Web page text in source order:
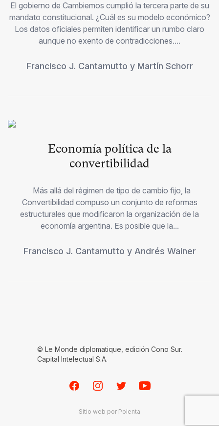
El gobierno de Cambiemos cumplió la tercera parte de su
mandato constitucional. ¿Cuál es su modelo económico?
Los datos oficiales permiten identificar un rumbo claro
aunque no exento de contradicciones....
Francisco J. Cantamutto y Martín Schorr
Economía política de la
convertibilidad
Más allá del régimen de tipo de cambio fijo, la
Convertibilidad compuso un conjunto de reformas
estructurales que modificaron la organización de la
economía argentina. Es posible que la...
Francisco J. Cantamutto y Andrés Wainer
© Le Monde diplomatique, edición Cono Sur.
Capital Intelectual S.A.
FacebookInstagramTwitterYoutube
Sitio web por Polenta